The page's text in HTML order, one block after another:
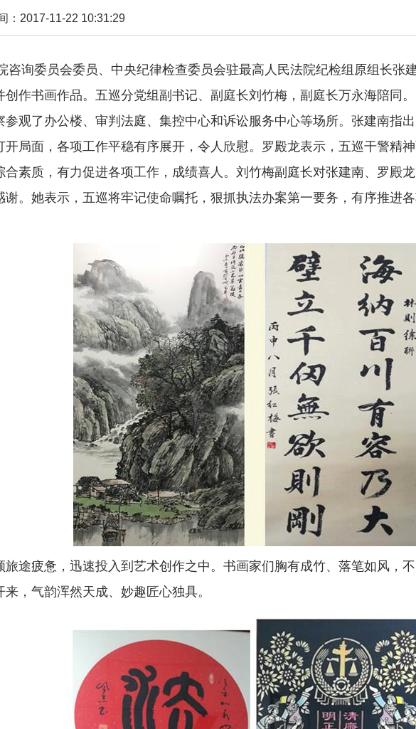
：2017-11-22 10:31:29
咨询委员会委员、中央纪律检查委员会驻最高人民法院纪检组原组长张
作书画作品。五巡分党组副书记、副庭长刘竹梅，副庭长万永海陪同。
了办公楼、审判法庭、集控中心和诉讼服务中心等场所。张建南指出
局面，各项工作平稳有序展开，令人欣慰。罗殿龙表示，五巡干警精
素质，有力促进各项工作，成绩喜人。刘竹梅副庭长对张建南、罗殿
。她表示，五巡将牢记使命嘱托，狠抓执法办案第一要务，有序推进
疲惫，迅速投入到艺术创作之中。书画家们胸有成竹、落笔如风，
，气韵浑然天成、妙趣匠心独具。